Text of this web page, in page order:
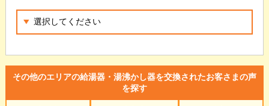
その他のエリアの給湯器・湯沸かし器を交換されたお客さまの声
を探す